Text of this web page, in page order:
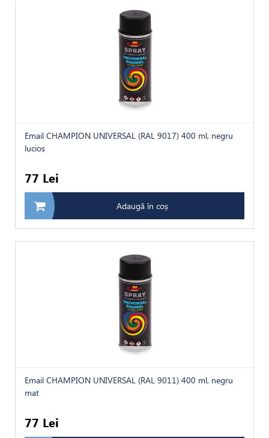
Email CHAMPION UNIVERSAL (RAL 9017) 400 ml, negru
lucios
77 Lei
Adaugă în coș
Email CHAMPION UNIVERSAL (RAL 9011) 400 ml, negru
mat
77 Lei